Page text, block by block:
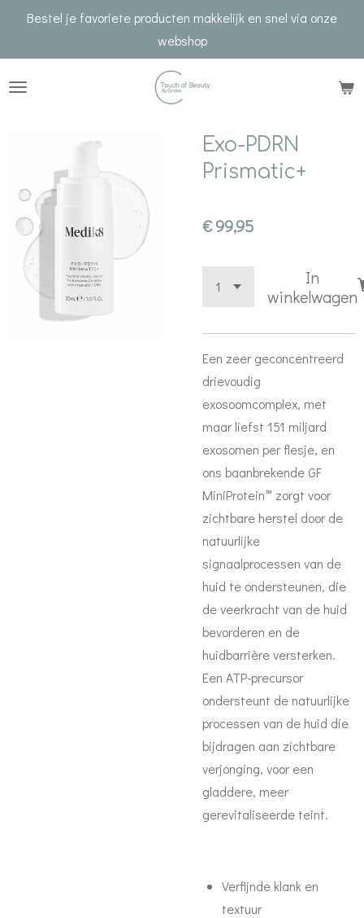
de
Bestel je favoriete producten makkelijk en snel via onze
webshop
Exo-PDRN
Prismatic+
€ 99,95
In
winkelwagen
Een zeer geconcentreerd
drievoudig
exosoomcomplex, met
maar liefst 151 miljard
exosomen per flesje, en
ons baanbrekende GF
MiniProtein™ zorgt voor
zichtbare herstel door de
natuurlijke
signaalprocessen van de
huid te ondersteunen, die
de veerkracht van de huid
bevorderen en de
huidbarrière versterken.
Een ATP-precursor
ondersteunt de natuurlijke
processen van de huid die
bijdragen aan zichtbare
verjonging, voor een
gladdere, meer
gerevitaliseerde teint.
Verfijnde klank en
textuur